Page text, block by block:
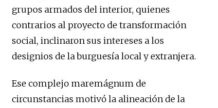
grupos armados del interior, quienes
contrarios al proyecto de transformación
social, inclinaron sus intereses a los
designios de la burguesía local y extranjera.
Ese complejo maremágnum de
circunstancias motivó la alineación de la